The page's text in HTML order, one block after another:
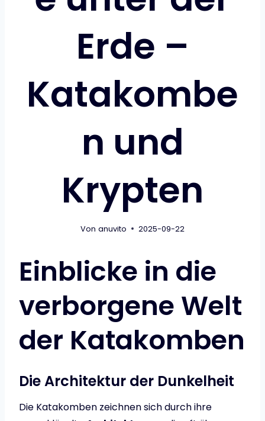
Erde –
Katakombe
n und
Krypten
Von anuvito 2025-09-22
Einblicke in die
verborgene Welt
der Katakomben
Die Architektur der Dunkelheit
Die Katakomben zeichnen sich durch ihre